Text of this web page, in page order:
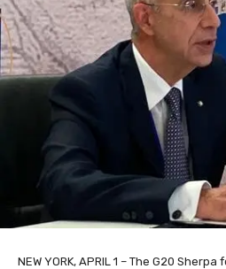
NEW YORK, APRIL 1 – The G20